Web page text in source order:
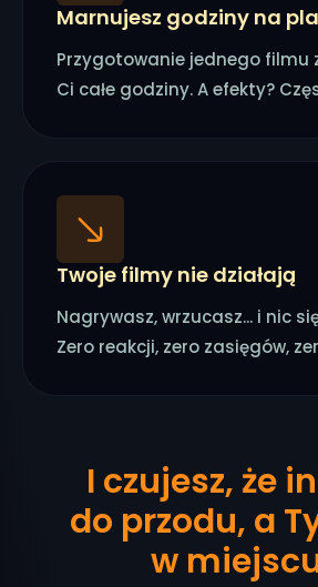
Marnujesz godziny na
Przygotowanie jednego filmu
Ci całe godziny. A efekty?
Twoje filmy nie działają
Nagrywasz, wrzucasz... i nic
Zero reakcji, zero zasięgów,
I czujesz, że
do przodu, a
w